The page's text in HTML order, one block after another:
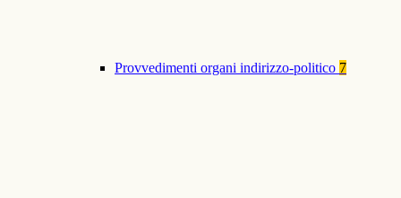
Provvedimenti organi indirizzo-politico 7